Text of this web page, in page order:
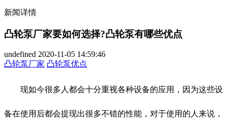
新闻详情
凸轮泵厂家要如何选择?凸轮泵有哪些优点
undefined 2020-11-05 14:59:46
凸轮泵厂家 凸轮泵优点
现如今很多人都会十分重视各种设备的应用，因为这些设
备在使用后都会提现出很多不错的性能，对于使用的人来说，